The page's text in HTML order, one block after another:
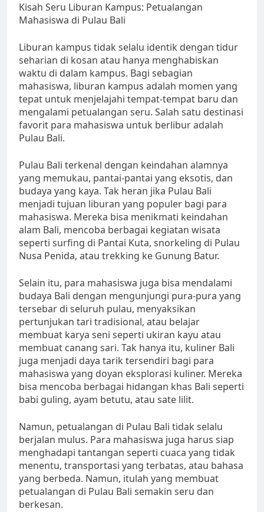
Kisah Seru Liburan Kampus: Petualangan
Mahasiswa di Pulau Bali
Liburan kampus tidak selalu identik dengan tidur
seharian di kosan atau hanya menghabiskan
waktu di dalam kampus. Bagi sebagian
mahasiswa, liburan kampus adalah momen yang
tepat untuk menjelajahi tempat-tempat baru dan
mengalami petualangan seru. Salah satu destinasi
favorit para mahasiswa untuk berlibur adalah
Pulau Bali.
Pulau Bali terkenal dengan keindahan alamnya
yang memukau, pantai-pantai yang eksotis, dan
budaya yang kaya. Tak heran jika Pulau Bali
menjadi tujuan liburan yang populer bagi para
mahasiswa. Mereka bisa menikmati keindahan
alam Bali, mencoba berbagai kegiatan wisata
seperti surfing di Pantai Kuta, snorkeling di Pulau
Nusa Penida, atau trekking ke Gunung Batur.
Selain itu, para mahasiswa juga bisa mendalami
budaya Bali dengan mengunjungi pura-pura yang
tersebar di seluruh pulau, menyaksikan
pertunjukan tari tradisional, atau belajar
membuat karya seni seperti ukiran kayu atau
membuat canang sari. Tak hanya itu, kuliner Bali
juga menjadi daya tarik tersendiri bagi para
mahasiswa yang doyan eksplorasi kuliner. Mereka
bisa mencoba berbagai hidangan khas Bali seperti
babi guling, ayam betutu, atau sate lilit.
Namun, petualangan di Pulau Bali tidak selalu
berjalan mulus. Para mahasiswa juga harus siap
menghadapi tantangan seperti cuaca yang tidak
menentu, transportasi yang terbatas, atau bahasa
yang berbeda. Namun, itulah yang membuat
petualangan di Pulau Bali semakin seru dan
berkesan.